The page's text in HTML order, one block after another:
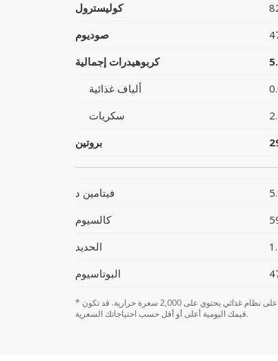
كوليسترول
صوديوم
كربوهيدرات إجمالية
ألياف غذائية
سكريات
بروتين
فيتامين د
كالسيوم
الحديد
البوتاسيوم
* تعتمد القيم اليومية المستندة إلى نسبة ٪ على نظام غذائي يحتوي على 2,000 سعرة حرارية. قد تكون
قيمك اليومية أعلى أو أقل حسب احتياجاتك السعرية.